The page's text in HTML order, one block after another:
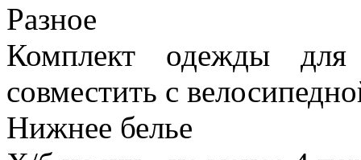
Разное
Комплект одежды
совместить с
Нижнее белье